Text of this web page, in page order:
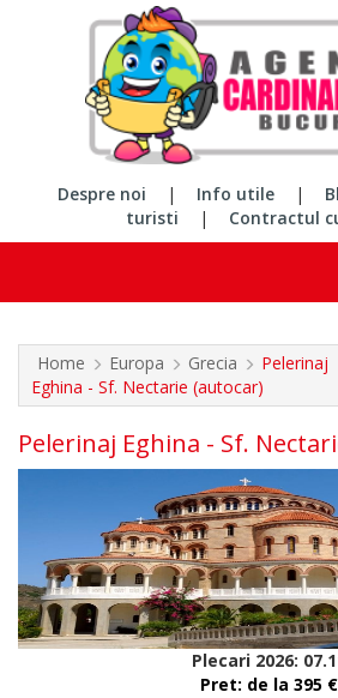
Despre noi | Info utile |
turisti
| Contractul
Home Europa Grecia
Pelerinaj
Eghina - Sf. Nectarie (autocar)
Pelerinaj Eghina - Sf.
Plecari 2026:
Pret: de la 395 €